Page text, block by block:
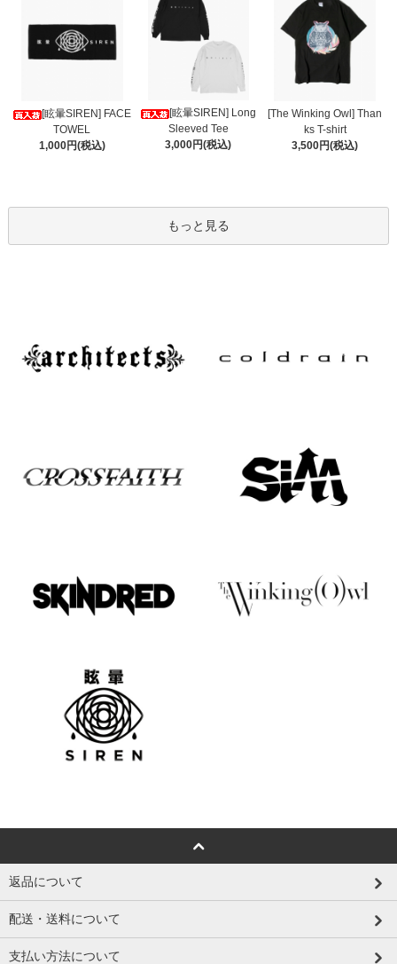
[眩暈SIREN] FACE
TOWEL
1,000円(税込)
[眩暈SIREN] Long
Sleeved Tee
3,000円(税込)
[The Winking Owl] Than
ks T-shirt
3,500円(税込)
もっと見る
返品について
配送・送料について
支払い方法について